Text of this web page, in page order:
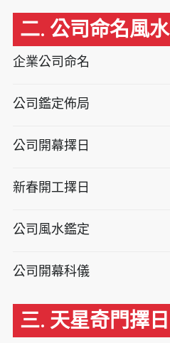
二. 公司命名風水
企業公司命名
公司鑑定佈局
公司開幕擇日
新春開工擇日
公司風水鑑定
公司開幕科儀
三. 天星奇門擇日